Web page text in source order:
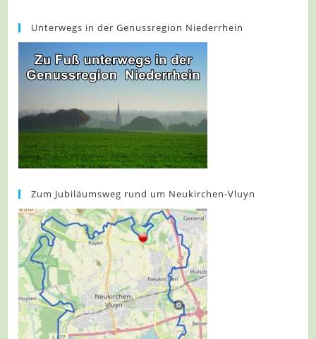
Unterwegs in der Genussregion Niederrhein
Zum Jubiläumsweg rund um Neukirchen-Vluyn